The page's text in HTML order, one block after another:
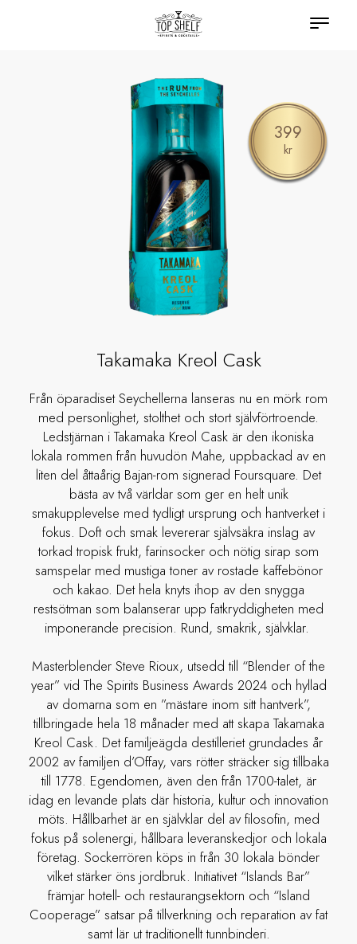
399
kr
Takamaka Kreol Cask
Från öparadiset Seychellerna lanseras nu en mörk rom
med personlighet, stolthet och stort självförtroende.
Ledstjärnan i Takamaka Kreol Cask är den ikoniska
lokala rommen från huvudön Mahe, uppbackad av en
liten del åttaårig Bajan-rom signerad Foursquare. Det
bästa av två världar som ger en helt unik
smakupplevelse med tydligt ursprung och hantverket i
fokus. Doft och smak levererar självsäkra inslag av
torkad tropisk frukt, farinsocker och nötig sirap som
samspelar med mustiga toner av rostade kaffebönor
och kakao. Det hela knyts ihop av den snygga
restsötman som balanserar upp fatkryddigheten med
imponerande precision. Rund, smakrik, självklar.
Masterblender Steve Rioux, utsedd till “Blender of the
year” vid The Spirits Business Awards 2024 och hyllad
av domarna som en ”mästare inom sitt hantverk”,
tillbringade hela 18 månader med att skapa Takamaka
Kreol Cask. Det familjeägda destilleriet grundades år
2002 av familjen d’Offay, vars rötter sträcker sig tillbaka
till 1778. Egendomen, även den från 1700-talet, är
idag en levande plats där historia, kultur och innovation
möts. Hållbarhet är en självklar del av filosofin, med
fokus på solenergi, hållbara leveranskedjor och lokala
företag. Sockerrören köps in från 30 lokala bönder
vilket stärker öns jordbruk. Initiativet “Islands Bar”
främjar hotell- och restaurangsektorn och “Island
Cooperage” satsar på tillverkning och reparation av fat
samt lär ut traditionellt tunnbinderi.